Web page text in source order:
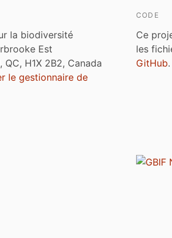
la biodiversité
Est
QC, H1X 2B2, Canada
le gestionnaire de
CODE
Ce
les
GitHub.